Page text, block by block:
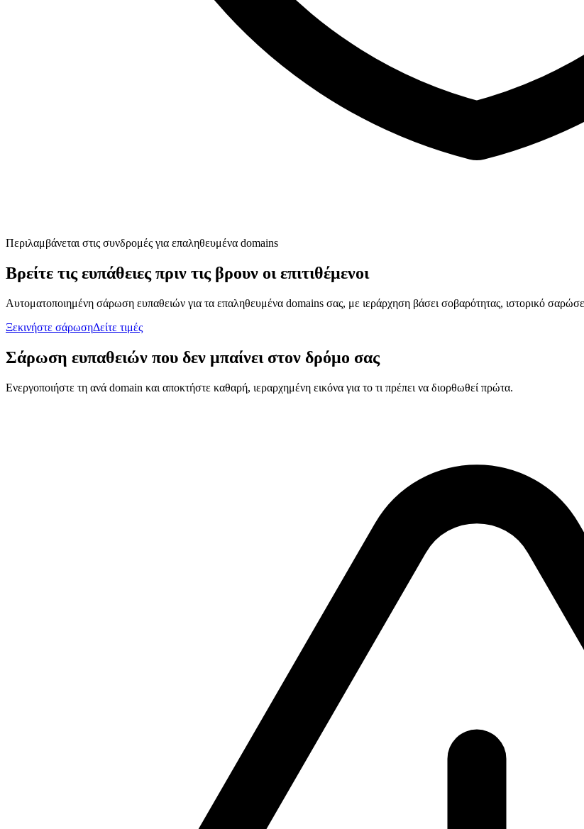
Περιλαμβάνεται στις συνδρομές για επαληθευμένα domains
Βρείτε τις ευπάθειες πριν τις βρουν οι επιτιθέμενοι
Αυτοματοποιημένη σάρωση ευπαθειών για τα επαληθευμένα domains σας, με ιεράρχηση βάσει σοβαρότητας, ιστορικό
Ξεκινήστε σάρωσηΔείτε τιμές
Σάρωση ευπαθειών που δεν μπαίνει στον δρόμο σας
Ενεργοποιήστε τη ανά domain και αποκτήστε καθαρή, ιεραρχημένη εικόνα για το τι πρέπει να διορθωθεί πρώτα.